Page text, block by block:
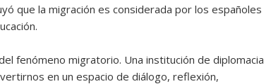
que la migración es considerada por los españoles
fenómeno migratorio. Una institución de diplomacia
en un espacio de diálogo, reflexión,